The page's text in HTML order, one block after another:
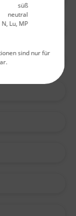
süß
neutral
N, Lu, MP
sind nur für